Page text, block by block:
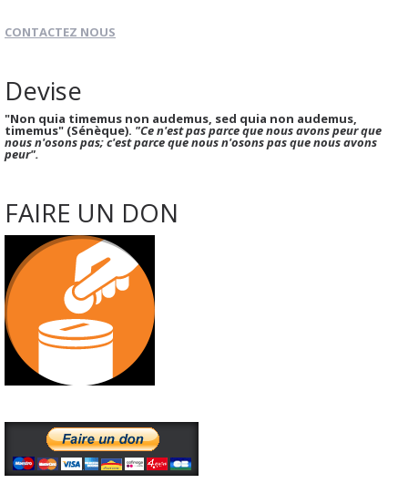
CONTACTEZ NOUS
Devise
"Non quia timemus non audemus, sed quia non audemus,
timemus" (Sénèque). "Ce n'est pas parce que nous avons peur que
nous n'osons pas; c'est parce que nous n'osons pas que nous avons
peur".
FAIRE UN DON